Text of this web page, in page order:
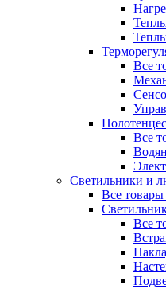
Все
Все
Светильники и
Все товары
Все